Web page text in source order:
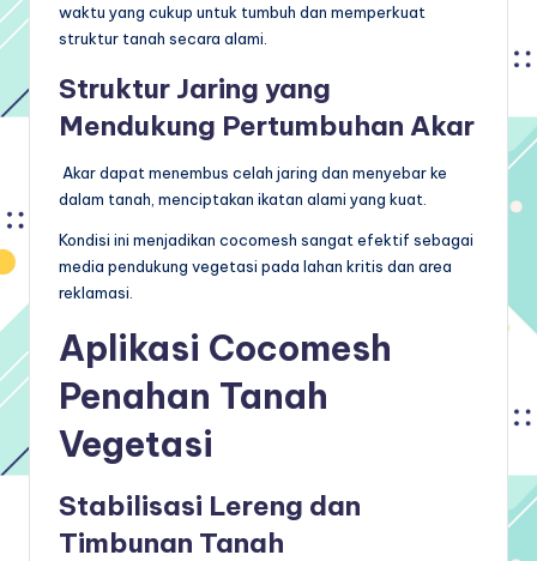
waktu yang cukup untuk tumbuh dan memperkuat
struktur tanah secara alami.
Struktur Jaring yang
Mendukung Pertumbuhan Akar
Akar dapat menembus celah jaring dan menyebar ke
dalam tanah, menciptakan ikatan alami yang kuat.
Kondisi ini menjadikan cocomesh sangat efektif sebagai
media pendukung vegetasi pada lahan kritis dan area
reklamasi.
Aplikasi Cocomesh
Penahan Tanah
Vegetasi
Stabilisasi Lereng dan
Timbunan Tanah